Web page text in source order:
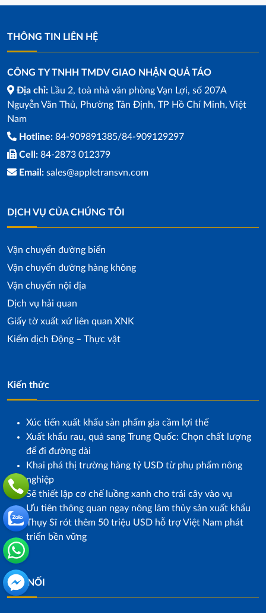
THÔNG TIN LIÊN HỆ
CÔNG TY TNHH TMDV GIAO NHẬN QUẢ TÁO
Địa chỉ: Lầu 2, toà nhà văn phòng Vạn Lợi, số 207A
Nguyễn Văn Thủ, Phường Tân Định, TP Hồ Chí Minh, Việt
Nam
Hotline: 84-909891385/84-909129297
Cell: 84-2873 012379
Email: sales@appletransvn.com
DỊCH VỤ CỦA CHÚNG TÔI
Vận chuyển đường biển
Vận chuyển đường hàng không
Vận chuyển nội địa
Dịch vụ hải quan
Giấy tờ xuất xứ liên quan XNK
Kiểm dịch Động – Thực vật
Kiến thức
Xúc tiến xuất khẩu sản phẩm gia cầm lợi thế
Xuất khẩu rau, quả sang Trung Quốc: Chọn chất lượng
để đi đường dài
Khai phá thị trường hàng tỷ USD từ phụ phẩm nông
nghiệp
Sẽ thiết lập cơ chế luồng xanh cho trái cây vào vụ
Ưu tiên thông quan ngay nông lâm thủy sản xuất khẩu
Thụy Sĩ rót thêm 50 triệu USD hỗ trợ Việt Nam phát
triển bền vững
KẾT NỐI